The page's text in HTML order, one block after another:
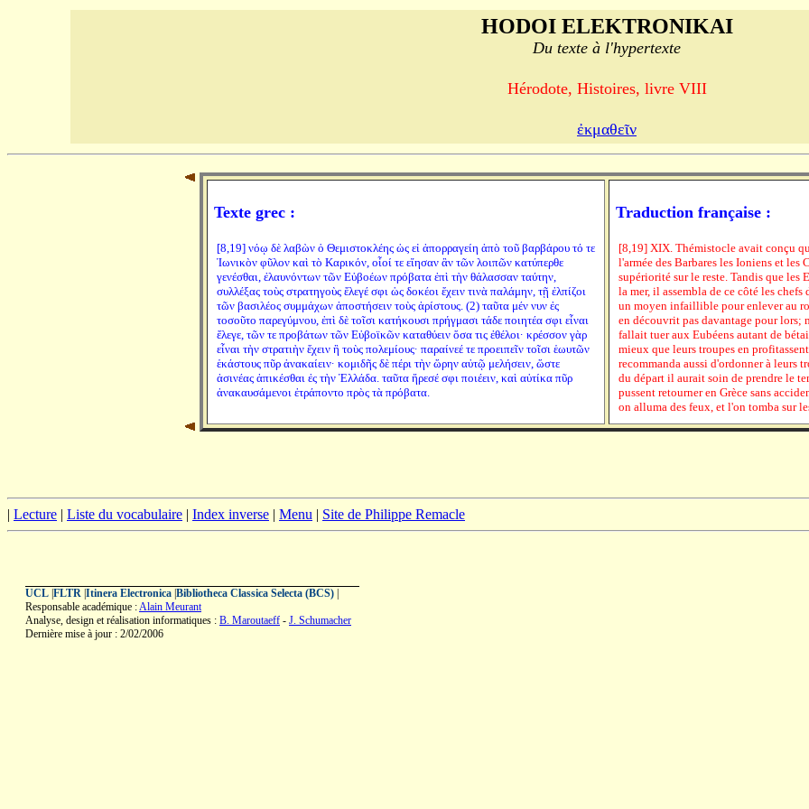
HODOI ELEKTRONIKAI
Du texte à l'hypertexte
Hérodote, Histoires, livre VIII
ἐκμαθεῖν
Texte grec :
[8,19] νόῳ δὲ λαβὼν ὁ Θεμιστοκλέης ὡς εἰ ἀπορραγείη ἀπὸ τοῦ βαρβάρου τό τε
Ἰωνικὸν φῦλον καὶ τὸ Καρικόν, οἷοί τε εἴησαν ἂν τῶν λοιπῶν κατύπερθε
γενέσθαι, ἐλαυνόντων τῶν Εὐβοέων πρόβατα ἐπὶ τὴν θάλασσαν ταύτην,
συλλέξας τοὺς στρατηγοὺς ἔλεγέ σφι ὡς δοκέοι ἔχειν τινὰ παλάμην, τῇ ἐλπίζοι
τῶν βασιλέος συμμάχων ἀποστήσειν τοὺς ἀρίστους. (2) ταῦτα μέν νυν ἐς
τοσοῦτο παρεγύμνου, ἐπὶ δὲ τοῖσι κατήκουσι πρήγμασι τάδε ποιητέα σφι εἶναι
ἔλεγε, τῶν τε προβάτων τῶν Εὐβοϊκῶν καταθύειν ὅσα τις ἐθέλοι· κρέσσον γὰρ
εἶναι τὴν στρατιὴν ἔχειν ἢ τοὺς πολεμίους· παραίνεέ τε προειπεῖν τοῖσι ἑωυτῶν
ἑκάστους πῦρ ἀνακαίειν· κομιδῆς δὲ πέρι τὴν ὥρην αὐτῷ μελήσειν, ὥστε
ἀσινέας ἀπικέσθαι ἐς τὴν Ἑλλάδα. ταῦτα ἤρεσέ σφι ποιέειν, καὶ αὐτίκα πῦρ
ἀνακαυσάμενοι ἐτράποντο πρὸς τὰ πρόβατα.
Traduction française :
[8,19] XIX. Thémistocle avait conçu
l'armée des Barbares les Ioniens et
supériorité sur le reste. Tandis que les
la mer, il assembla de ce côté les
un moyen infaillible pour enlever au
en découvrit pas davantage pour lors;
fallait tuer aux Eubéens autant de
mieux que leurs troupes en
recommanda aussi d'ordonner à leurs
du départ il aurait soin de prendre le
pussent retourner en Grèce sans
on alluma des feux, et l'on tomba sur
| Lecture | Liste du vocabulaire | Index inverse | Menu | Site de Philippe Remacle
UCL FLTR Itinera Electronica Bibliotheca Classica Selecta (BCS)
Responsable académique :Alain Meurant
Analyse, design et réalisation informatiques : B. Maroutaeff - J. Schumacher
Dernière mise à jour : 2/02/2006